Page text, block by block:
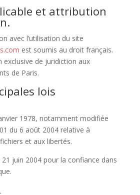
et attribution
avec l’utilisation du site
est soumis au droit français.
de juridiction aux
de Paris.
lois
1978, notamment modifiée
du 6 août 2004 relative à
et aux libertés.
juin 2004 pour la confiance dans